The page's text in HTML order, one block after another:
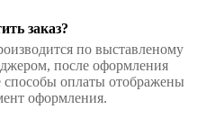
заказ?
по выставленому
после оформления
способы оплаты отображены
оформления.